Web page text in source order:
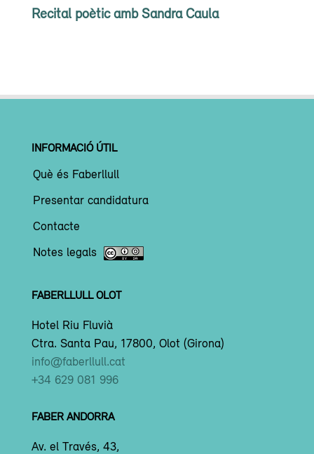
Recital poètic amb Sandra Caula
INFORMACIÓ ÚTIL
Què és Faberllull
Presentar candidatura
Contacte
Notes legals
FABERLLULL OLOT
Hotel Riu Fluvià
Ctra. Santa Pau, 17800, Olot (Girona)
info@faberllull.cat
+34 629 081 996
FABER ANDORRA
Av. el Través, 43,